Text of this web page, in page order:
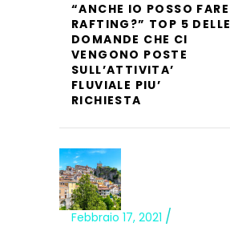
“ANCHE IO POSSO FARE
RAFTING?” TOP 5 DELLE
DOMANDE CHE CI
VENGONO POSTE
SULL’ATTIVITA’
FLUVIALE PIU’
RICHIESTA
Febbraio 17, 2021